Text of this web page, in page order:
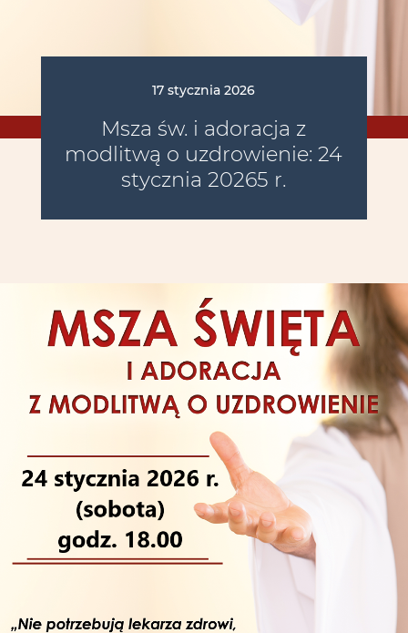
17 stycznia 2026
Msza św. i adoracja z
modlitwą o uzdrowienie: 24
stycznia 20265 r.